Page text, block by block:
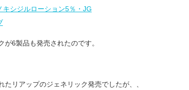
キシジルローション5％・JG
が6製品も発売されたのです。
たリアップのジェネリック発売でしたが、、